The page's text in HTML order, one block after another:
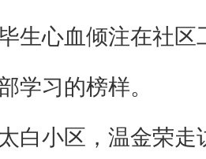
生心血倾注在社
学习的榜样。
白小区，温金荣